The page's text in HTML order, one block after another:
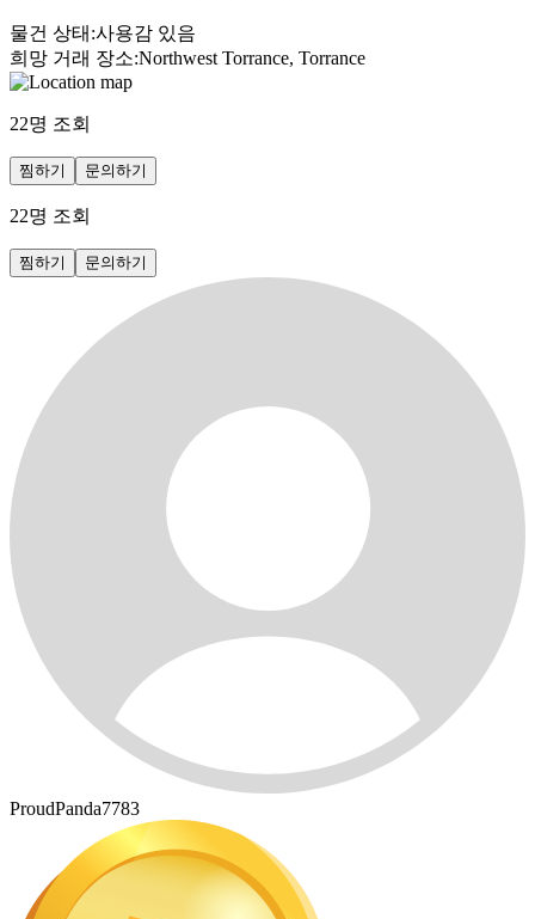
물건 상태 :사용감 있음
희망 거래 장소:Northwest Torrance, Torrance
22명 조회
찜하기 문의하기
22명 조회
찜하기 문의하기
ProudPanda7783